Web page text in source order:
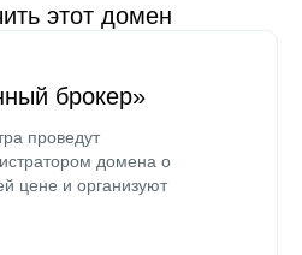
этот домен
брокер»
проведут
домена о
цене и организуют